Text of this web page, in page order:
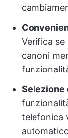
Verifica
canoni
Selezione
telefonica